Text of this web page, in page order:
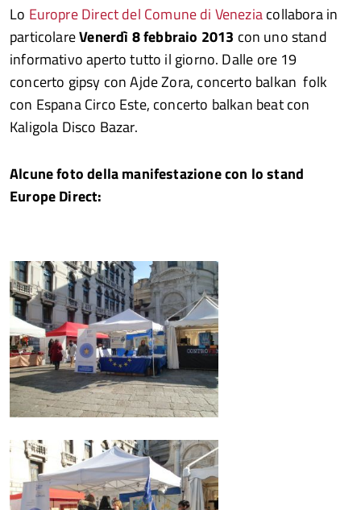
Lo Europre Direct del Comune di Veneziacollabora in
particolareVenerdì 8 febbraio 2013 con uno stand
informativo aperto tutto il giorno. Dalle ore 19
concerto gipsy con Ajde Zora, concerto balkan folk
con Espana Circo Este, concerto balkan beat con
Kaligola Disco Bazar.
Alcune foto della manifestazione con lo stand
Europe Direct: